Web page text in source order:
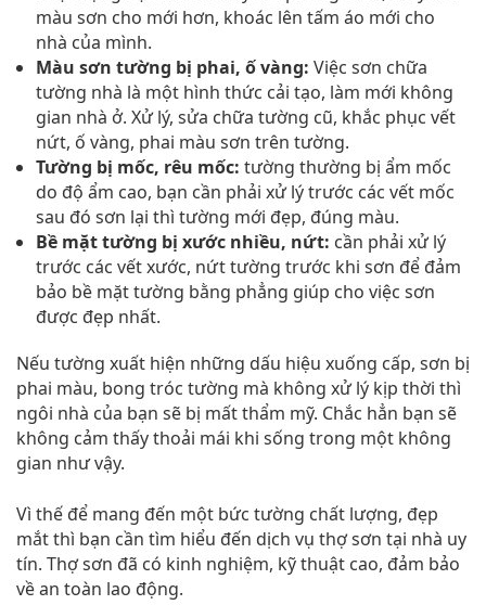
màu sơn cho mới hơn, khoác lên tấm áo mới cho
nhà của mình.
Màu sơn tường bị phai, ố vàng: Việc sơn chữa
tường nhà là một hình thức cải tạo, làm mới không
gian nhà ở. Xử lý, sửa chữa tường cũ, khắc phục vết
nứt, ố vàng, phai màu sơn trên tường.
Tường bị mốc, rêu mốc: tường thường bị ẩm mốc
do độ ẩm cao, bạn cần phải xử lý trước các vết mốc
sau đó sơn lại thì tường mới đẹp, đúng màu.
Bề mặt tường bị xước nhiều, nứt: cần phải xử lý
trước các vết xước, nứt tường trước khi sơn để đảm
bảo bề mặt tường bằng phẳng giúp cho việc sơn
được đẹp nhất.
Nếu tường xuất hiện những dấu hiệu xuống cấp, sơn bị
phai màu, bong tróc tường mà không xử lý kịp thời thì
ngôi nhà của bạn sẽ bị mất thẩm mỹ. Chắc hẳn bạn sẽ
không cảm thấy thoải mái khi sống trong một không
gian như vậy.
Vì thế để mang đến một bức tường chất lượng, đẹp
mắt thì bạn cần tìm hiểu đến dịch vụ thợ sơn tại nhà uy
tín. Thợ sơn đã có kinh nghiệm, kỹ thuật cao, đảm bảo
về an toàn lao động.